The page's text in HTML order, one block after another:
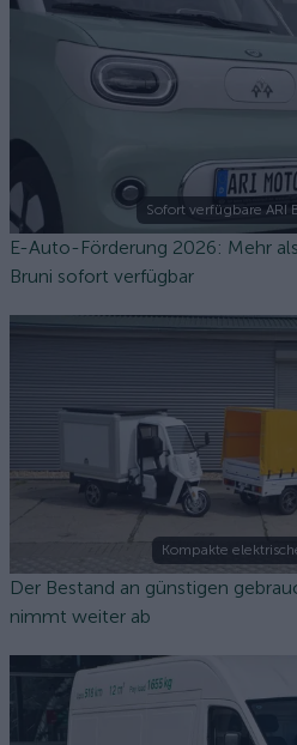
Sofort verfügbare ARI
E-Auto-Förderung 2026: Mehr
Bruni sofort verfügbar
Kompakte
Der Bestand an günstigen
nimmt weiter ab